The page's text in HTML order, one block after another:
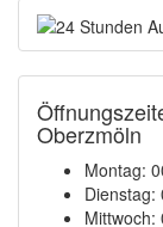
Oberzmöln
Montag:
Dienstag:
Mittwoch: